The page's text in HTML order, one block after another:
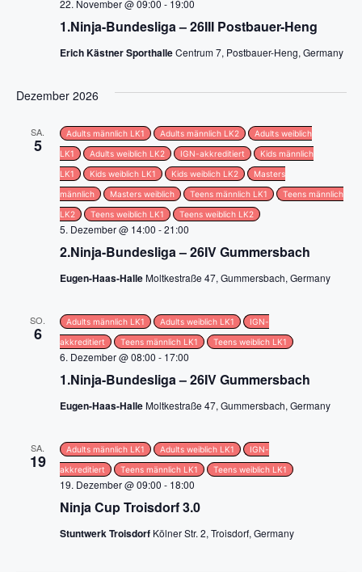
i
c
e
n
N
a
i
g
a
1.Ninja-Bundesliga – 26III Postbauer-Heng
22. November @ 09:00 - 19:00
Erich Kästner SporthalleCentrum 7, Postbauer-Heng, Germany
Dezember 2026
SA.
5
2.Ninja-Bundesliga – 26IV Gummersbach
5. Dezember @ 14:00 -21:00
Adults männlich LK1 Adults männlich LK2 Adults weiblich
LK1 Adults weiblich LK2 IGN-akkreditiert Kids männlich
LK1 Kids weiblich LK1 Kids weiblich LK2 Masters
männlich Masters weiblich Teens männlich LK1 Teens männlich
LK2 Teens weiblich LK1 Teens weiblich LK2
Eugen-Haas-HalleMoltkestraße 47, Gummersbach, Germany
SO.
6
1.Ninja-Bundesliga – 26IV Gummersbach
6. Dezember @ 08:00 - 17:00
Adults männlich LK1 Adults weiblich LK1 IGN-
akkreditiert Teens männlich LK1 Teens weiblich LK1
Eugen-Haas-HalleMoltkestraße 47, Gummersbach, Germany
SA.
19
Ninja Cup Troisdorf 3.0
19. Dezember @ 09:00 - 18:00
Adults männlich LK1 Adults weiblich LK1 IGN-
akkreditiert Teens männlich LK1 Teens weiblich LK1
Stuntwerk Troisdorf Kölner Str. 2, Troisdorf, Germany